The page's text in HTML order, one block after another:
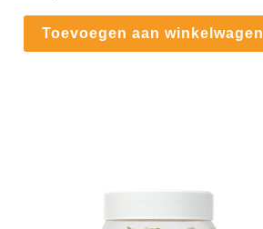
Toevoegen aan winkelwagen